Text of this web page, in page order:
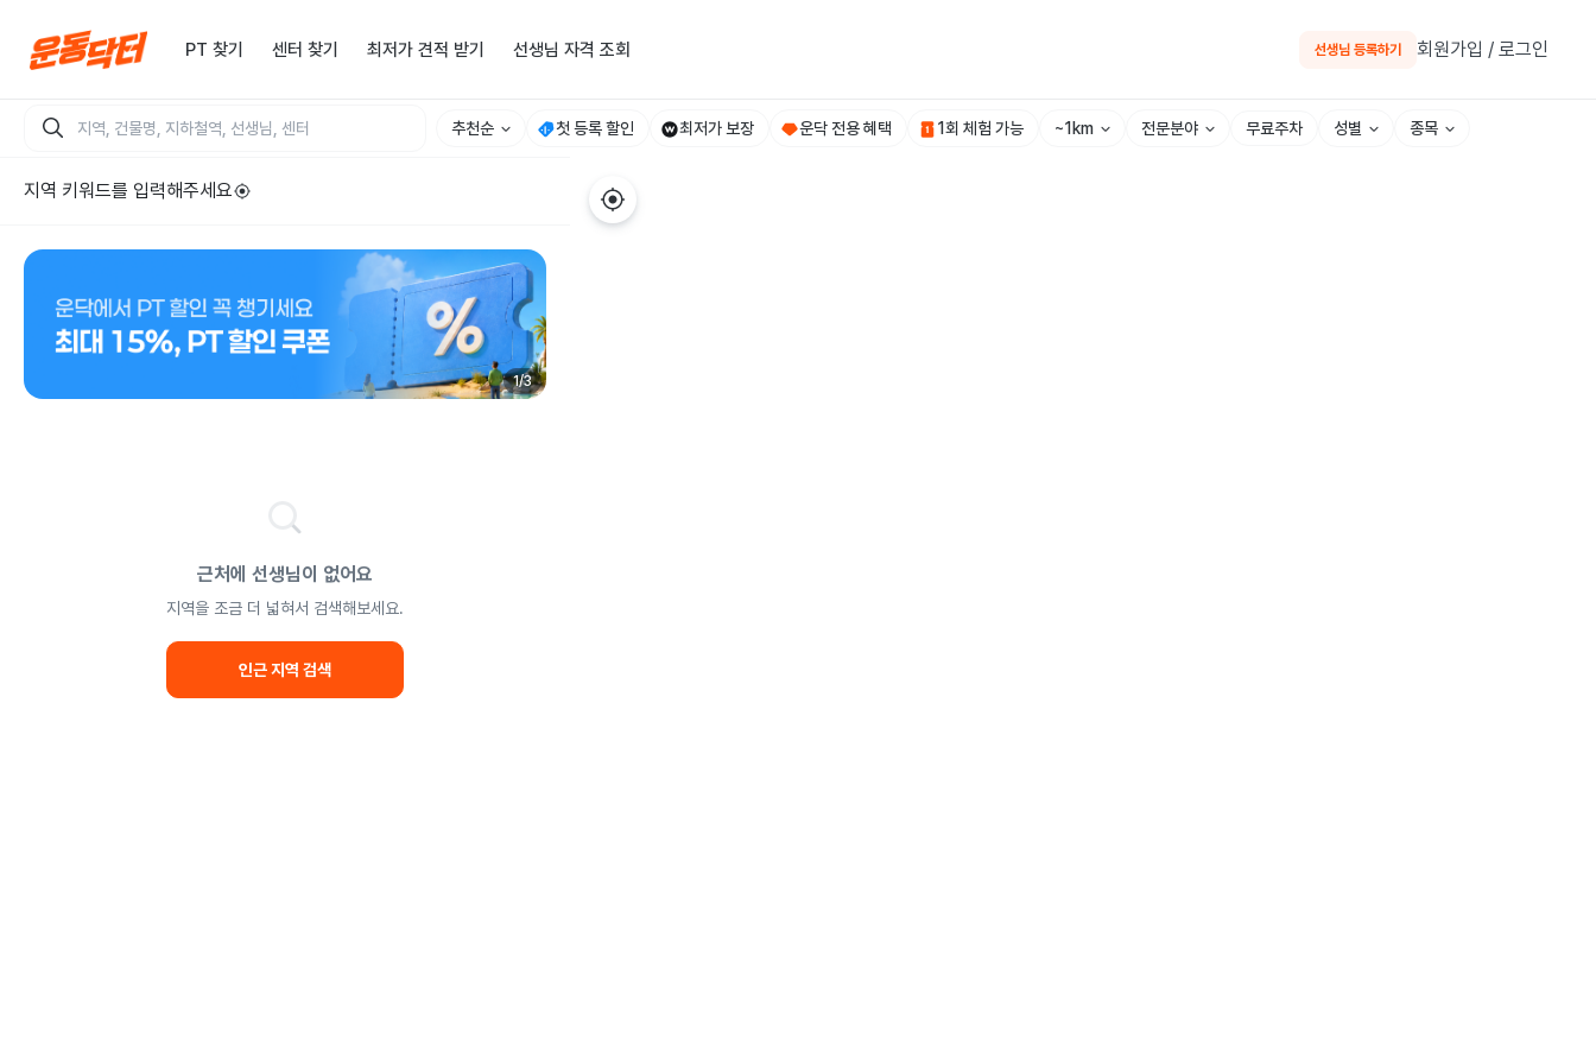
PT 찾기 센터 찾기 최저가 견적 받기 선생님 자격 조회 선생님 등록하기 회원가입 / 로그인
추천순 첫 등록 할인 최저가 보장 운닥 전용 혜택 1회 체험 가능 ~1km 전문분야 무료주차 성별 종목
지역 키워드를 입력해주세요
1/3
근처에 선생님이 없어요
지역을 조금 더 넓혀서 검색해보세요.
인근 지역 검색